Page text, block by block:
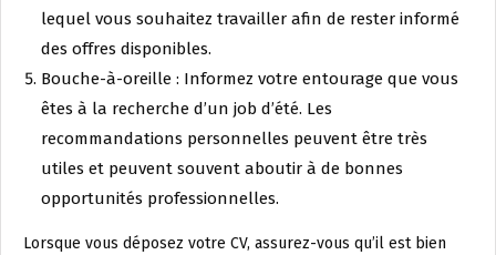
lequel vous souhaitez travailler afin de rester informé
des offres disponibles.
Bouche-à-oreille : Informez votre entourage que vous
êtes à la recherche d’un job d’été. Les
recommandations personnelles peuvent être très
utiles et peuvent souvent aboutir à de bonnes
opportunités professionnelles.
Lorsque vous déposez votre CV, assurez-vous qu’il est bien